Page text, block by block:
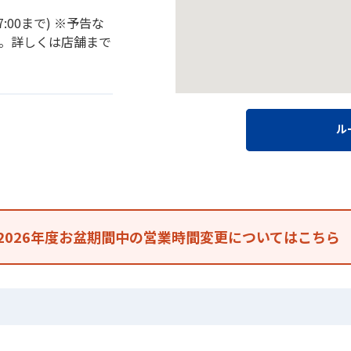
まで) ※予告な
詳しくは店舗まで
ル
年度お盆期間中の営業時間変更についてはこちら